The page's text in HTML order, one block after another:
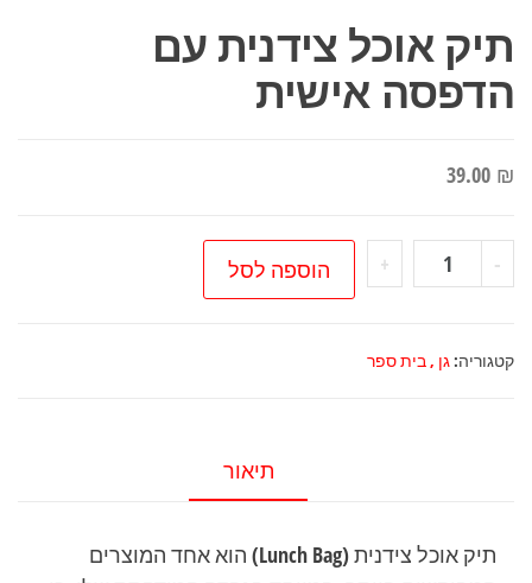
תיק אוכל צידנית עם
הדפסה אישית
39.00 ₪
-
כמות
של
אוכל
+ הוספה לסל
קטגוריה:גן , בית ספר
תיאור
תיק אוכל צידנית (Lunch Bag) הוא אחד המוצרים